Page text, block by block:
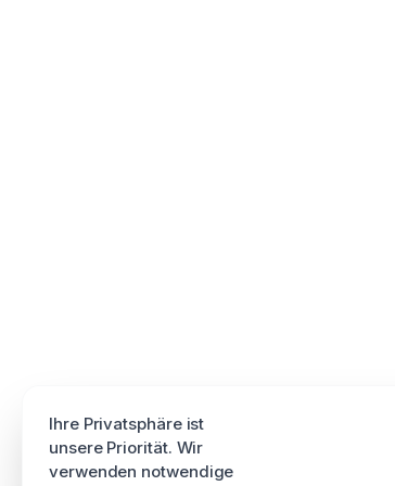
Ihre Privatsphäre ist
unsere Priorität. Wir
verwenden notwendige